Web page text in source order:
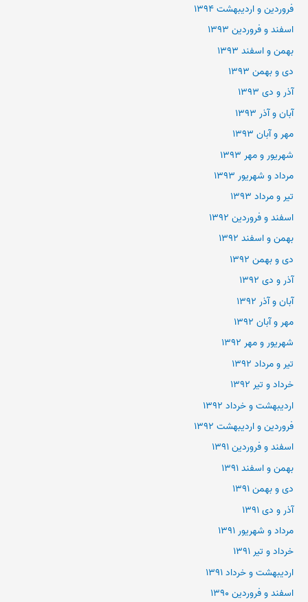
فروردین و اردیبهشت ۱۳۹۴
اسفند و فروردین ۱۳۹۳
بهمن و اسفند ۱۳۹۳
دی و بهمن ۱۳۹۳
آذر و دی ۱۳۹۳
آبان و آذر ۱۳۹۳
مهر و آبان ۱۳۹۳
شهریور و مهر ۱۳۹۳
مرداد و شهریور ۱۳۹۳
تیر و مرداد ۱۳۹۳
اسفند و فروردین ۱۳۹۲
بهمن و اسفند ۱۳۹۲
دی و بهمن ۱۳۹۲
آذر و دی ۱۳۹۲
آبان و آذر ۱۳۹۲
مهر و آبان ۱۳۹۲
شهریور و مهر ۱۳۹۲
تیر و مرداد ۱۳۹۲
خرداد و تیر ۱۳۹۲
اردیبهشت و خرداد ۱۳۹۲
فروردین و اردیبهشت ۱۳۹۲
اسفند و فروردین ۱۳۹۱
بهمن و اسفند ۱۳۹۱
دی و بهمن ۱۳۹۱
آذر و دی ۱۳۹۱
مرداد و شهریور ۱۳۹۱
خرداد و تیر ۱۳۹۱
اردیبهشت و خرداد ۱۳۹۱
اسفند و فروردین ۱۳۹۰